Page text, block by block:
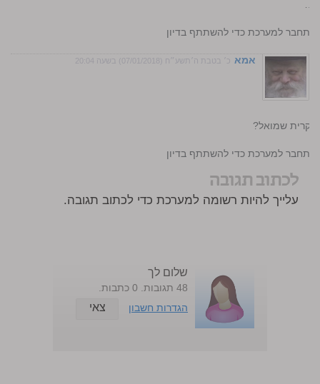
התחבר למערכת כדי להשתתף בדיון
אמא כ׳ בטבת ה׳תשע״ח (07/01/2018) בשעה 20:04
קרית שמואל?
התחבר למערכת כדי להשתתף בדיון
לכתוב תגובה
עלייך להיות רשומה למערכת כדי לכתוב תגובה.
שלום לך
48 תגובות. 0 כתבות.
הגדרות חשבון
צאי